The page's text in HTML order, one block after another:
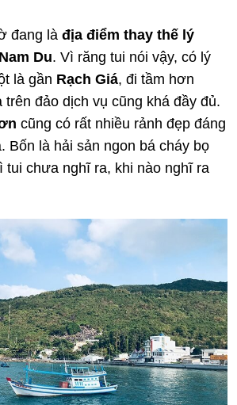
đang là địa điểm thay thế lý
Du. Vì răng tui nói vậy, có lý
là gần Rạch Giá, đi tầm hơn
đảo dịch vụ cũng khá đầy đủ.
cũng có rất nhiều rảnh đẹp đáng
Bốn là hải sản ngon bá cháy bọ
tui chưa nghĩ ra, khi nào nghĩ ra